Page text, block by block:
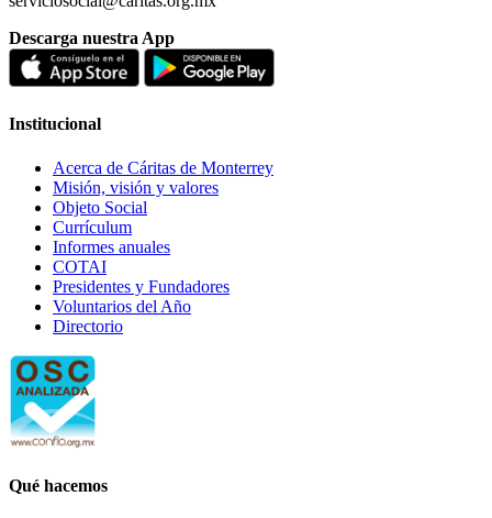
Descarga nuestra App
Institucional
Acerca de Cáritas de Monterrey
Misión, visión y valores
Objeto Social
Currículum
Informes anuales
COTAI
Presidentes y Fundadores
Voluntarios del Año
Directorio
Qué hacemos